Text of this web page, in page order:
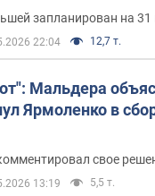
запланирован на 31
22:04 12,7 т.
Мальдера
Ярмоленко в
свое
13:19 5,5 т.